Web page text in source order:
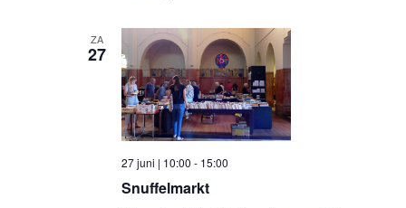
ZA
27
Snuffelmarkt
27 juni | 10:00 - 15:00